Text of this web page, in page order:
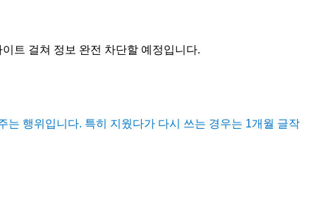
트 걸쳐 정보 완전 차단할 예정입니다.
행위입니다. 특히 지웠다가 다시 쓰는 경우는 1개월 글작